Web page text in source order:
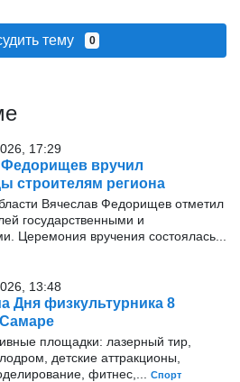
тему 0
17:29
Федорищев вручил
строителям региона
Вячеслав Федорищев отметил
государственными и
Церемония вручения состоялась...
13:48
Дня физкультурника 8
Самаре
площадки: лазерный тир,
детские аттракционы,
фитнес,...
Спорт